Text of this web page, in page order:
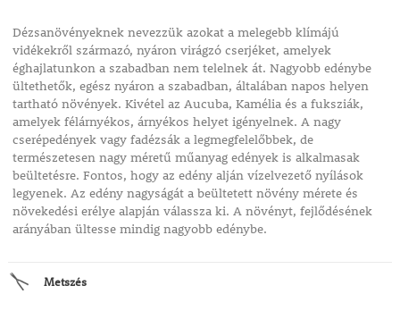
Dézsanövényeknek nevezzük azokat a melegebb klímájú
vidékekről származó, nyáron virágzó cserjéket, amelyek
éghajlatunkon a szabadban nem telelnek át. Nagyobb edénybe
ültethetők, egész nyáron a szabadban, általában napos helyen
tartható növények. Kivétel az Aucuba, Kamélia és a fuksziák,
amelyek félárnyékos, árnyékos helyet igényelnek. A nagy
cserépedények vagy fadézsák a legmegfelelőbbek, de
természetesen nagy méretű műanyag edények is alkalmasak
beültetésre. Fontos, hogy az edény alján vízelvezető nyílások
legyenek. Az edény nagyságát a beültetett növény mérete és
növekedési erélye alapján válassza ki. A növényt, fejlődésének
arányában ültesse mindig nagyobb edénybe.
Metszés